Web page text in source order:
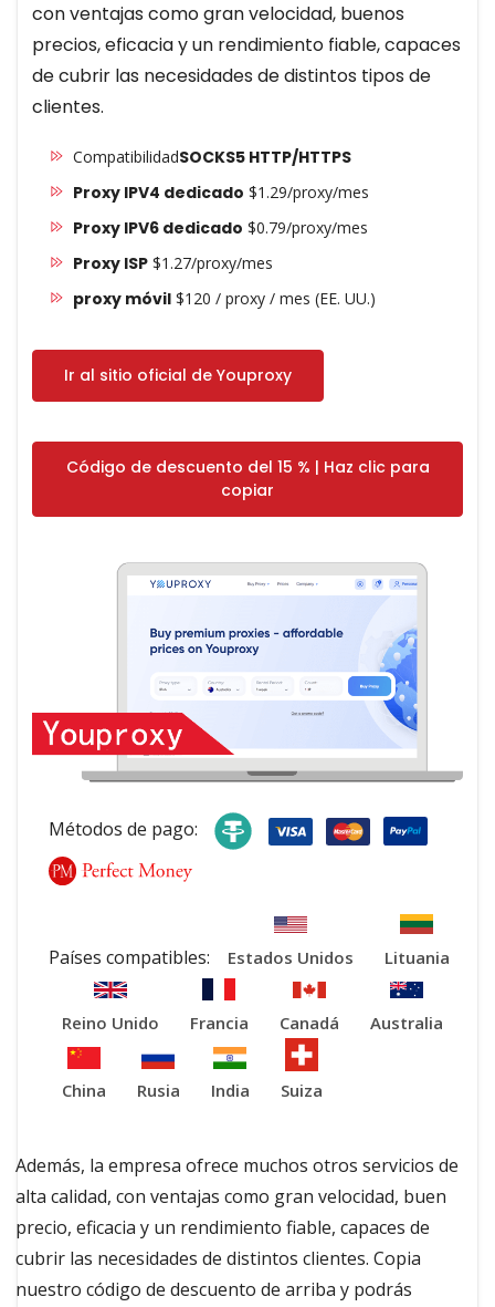
con ventajas como gran velocidad, buenos
precios, eficacia y un rendimiento fiable, capaces
de cubrir las necesidades de distintos tipos de
clientes.
CompatibilidadSOCKS5 HTTP/HTTPS
Proxy IPV4 dedicado $1.29/proxy/mes
Proxy IPV6 dedicado $0.79/proxy/mes
Proxy ISP$1.27/proxy/mes
proxy móvil$120 / proxy / mes (EE. UU.)
Ir al sitio oficial de Youproxy
Código de descuento del 15 % | Haz clic para
copiar
Métodos de pago:
Países compatibles: Estados Unidos Lituania
Reino Unido Francia Canadá Australia
China Rusia India Suiza
Además, la empresa ofrece muchos otros servicios de
alta calidad, con ventajas como gran velocidad, buen
precio, eficacia y un rendimiento fiable, capaces de
cubrir las necesidades de distintos clientes. Copia
nuestro código de descuento de arriba y podrás